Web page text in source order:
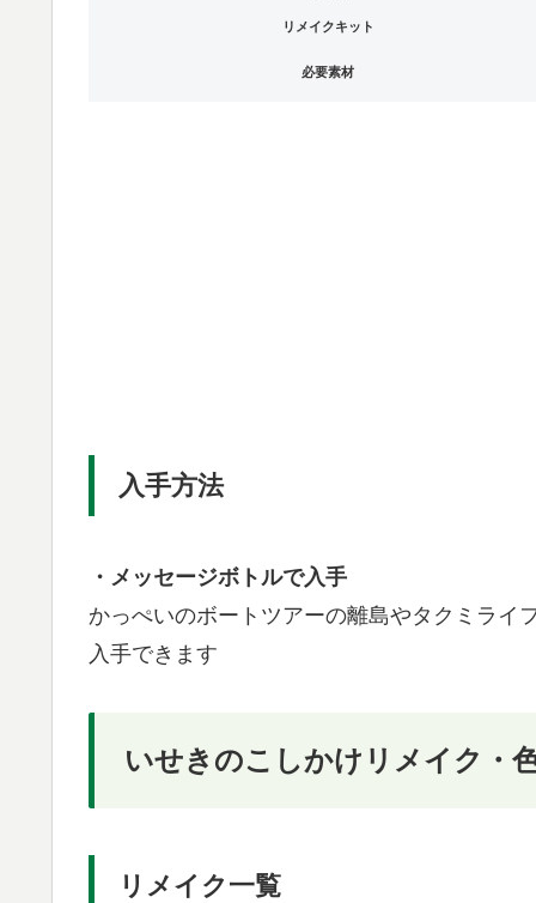
リメイクキット
必要素材
入手方法
・メッセージボトルで入手
かっぺいのボートツアーの離島やタクミライ
入手できます
いせきのこしかけリメイク・
リメイク一覧